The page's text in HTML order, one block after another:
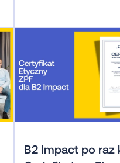
B2 Impact po raz